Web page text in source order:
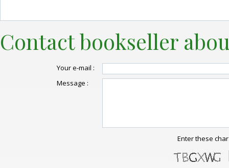
Contact bookseller
Your e-mail :
Message :
Enter these